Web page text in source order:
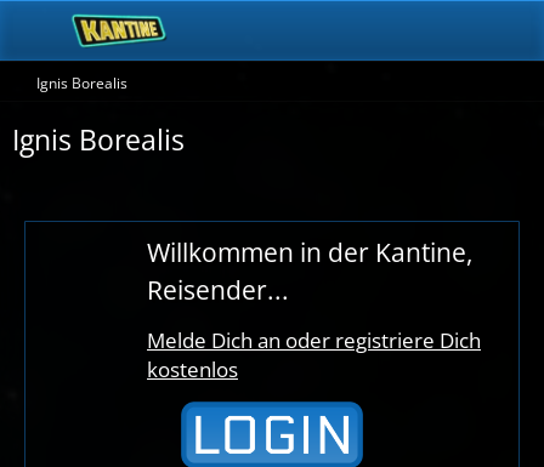
Ignis Borealis
Ignis Borealis
Willkommen in der Kantine,
Reisender...
Melde Dich an oder registriere Dich
kostenlos